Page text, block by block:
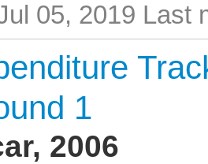
05, 2019 Last
1
2006